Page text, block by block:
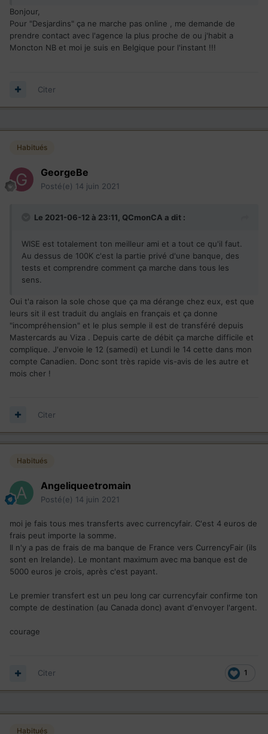
Bonjour,
Pour "Desjardins" ça ne marche pas online , me demande de
prendre contact avec l'agence la plus proche de ou j'habit a
Moncton NB et moi je suis en Belgique pour l'instant !!!
Citer
Habitués
GeorgeBe
Posté(e) 14 juin 2021
Le 2021-06-12 à 23:11, QCmonCA a dit :
WISE est totalement ton meilleur ami et a tout ce qu'il faut.
Au dessus de 100K c'est la partie privé d'une banque, des
tests et comprendre comment ça marche dans tous les
sens.
Oui t'a raison la sole chose que ça ma dérange chez eux, est que
leurs sit il est traduit du anglais en français et ça donne
"incompréhension" et le plus semple il est de transféré depuis
Mastercards au Viza . Depuis carte de débit ça marche difficile et
complique. J'envoie le 12 (samedi) et Lundi le 14 cette dans mon
compte Canadien. Donc sont très rapide vis-avis de les autre et
mois cher !
Citer
Habitués
Angeliqueetromain
Posté(e) 14 juin 2021
moi je fais tous mes transferts avec currencyfair. C'est 4 euros de
frais peut importe la somme.
Il n'y a pas de frais de ma banque de France vers CurrencyFair (ils
sont en Irelande). Le montant maximum avec ma banque est de
5000 euros je crois, après c'est payant.
Le premier transfert est un peu long car currencyfair confirme ton
compte de destination (au Canada donc) avant d'envoyer l'argent.
courage
1
Citer
Habitués